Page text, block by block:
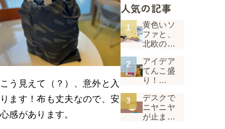
こう見えて（？）、意外と入
ります！布も丈夫なので、安
心感があります。
人気の記事
黄色いソ
ファと、
北欧の
受付の景
色が変わ
った話
アイデア
てんこ盛
り！
リジナル
カレンダ
ー2022は
デスクで
ニヤニヤ
が止まら